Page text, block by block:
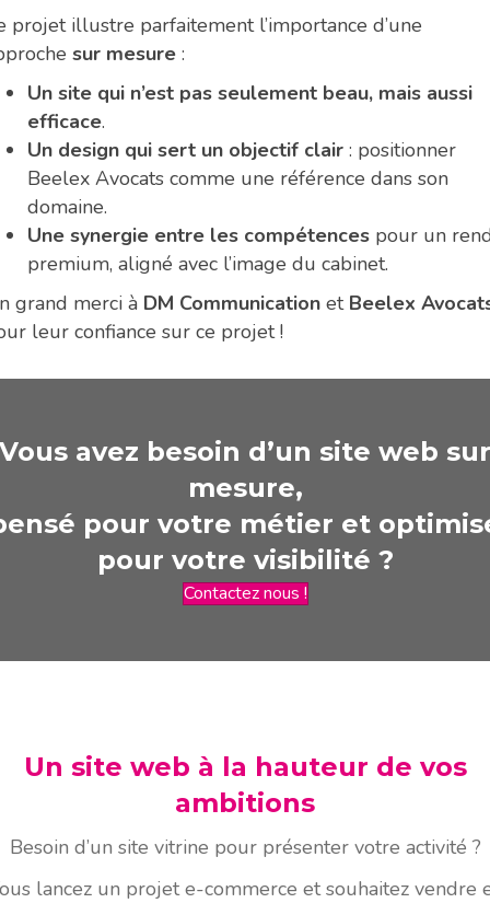
projet illustre parfaitement l’importance d’une
sur mesure :
Un site qui n’est pas seulement beau, mais aussi
efficace.
Un design qui sert un objectif clair : positionner
Beelex Avocats comme une référence dans son
domaine.
Une synergie entre les compétences pour un
premium, aligné avec l’image du cabinet.
grand merci à DM Communication et Beelex
leur confiance sur ce projet !
Vous avez besoin d’un site web sur
mesure,
pour votre métier et
pour votre visibilité ?
Contactez nous !
Un site web à la hauteur de vos
ambitions
Besoin d’un site vitrine pour présenter votre activité ?
lancez un projet e-commerce et souhaitez vendre